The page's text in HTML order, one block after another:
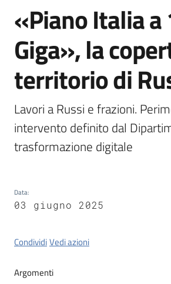
Menu selezionato
Vivere
Russi
Segnalazioni
Tutti
gli
Salta al contenuto
«Piano Italia a
Giga», la
territorio di
Lavori a Russi e frazioni.
intervento definito dal
trasformazione digitale
Data:
03 giugno 2025
CondividiVedi azioni
Argomenti